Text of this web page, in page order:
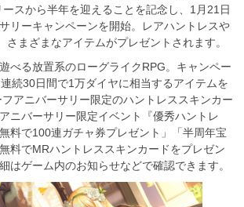
スから半年を迎えることを記念し、1月21日
リーキャンペーンを開始。レアハントレスや
さまざまなアイテムがプレゼントされます。
べる放置系のローグライクRPG。キャンペー
続30日間で1万ダイヤに相当するアイテムを
アニバーサリー限定のハントレススキンカー
ニバーサリー限定イベント『優秀ハントレ
料で100連ガチャ券プレゼント」「半周年宝
料でMRハントレススキンカードをプレゼン
はゲーム内のお知らせなどで確認できます。